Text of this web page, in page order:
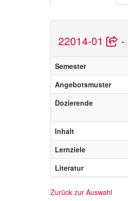
22014-01 -
Semester
Angebotsmuster
Dozierende
Inhalt
Lernziele
Literatur
Zurück zur Auswahl